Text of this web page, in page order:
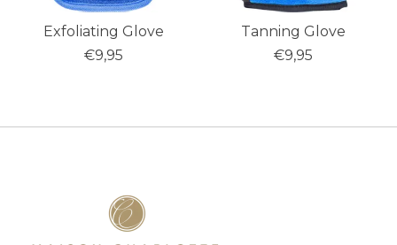
Exfoliating Glove
€9,95
Tanning Glove
€9,95